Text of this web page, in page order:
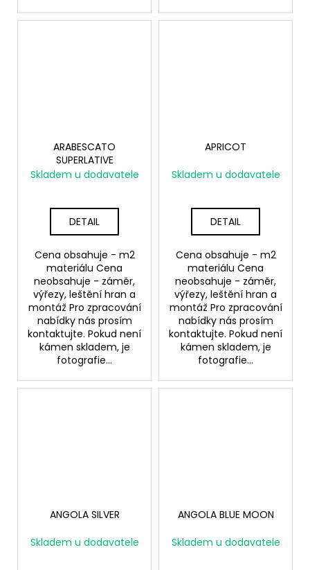
ARABESCATO
SUPERLATIVE
Skladem u dodavatele
DETAIL
Cena obsahuje - m2
materiálu Cena
neobsahuje - záměr,
výřezy, leštění hran a
montáž Pro zpracování
nabídky nás prosím
kontaktujte. Pokud není
kámen skladem, je
fotografie...
APRICOT
Skladem u dodavatele
DETAIL
Cena obsahuje - m2
materiálu Cena
neobsahuje - záměr,
výřezy, leštění hran a
montáž Pro zpracování
nabídky nás prosím
kontaktujte. Pokud není
kámen skladem, je
fotografie...
ANGOLA SILVER
Skladem u dodavatele
ANGOLA BLUE MOON
Skladem u dodavatele